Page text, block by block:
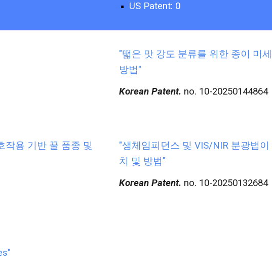
US Patent: 0
"떫은 맛 강도 분류를 위한 종이 미
방법"
Korean Patent. no. 10-20250144864
작용 기반 꿀 품종 및
"생체임피던스 및 VIS/NIR 분광법
치 및 방법"
Korean Patent. no. 10-20250132684